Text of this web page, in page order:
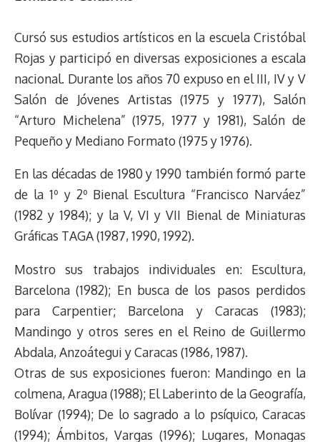
Cursó sus estudios artísticos en la escuela Cristóbal
Rojas y participó en diversas exposiciones a escala
nacional. Durante los años 70 expuso en el III, IV y V
Salón de Jóvenes Artistas (1975 y 1977), Salón
“Arturo Michelena” (1975, 1977 y 1981), Salón de
Pequeño y Mediano Formato (1975 y 1976).
En las décadas de 1980 y 1990 también formó parte
de la 1º y 2º Bienal Escultura “Francisco Narváez”
(1982 y 1984); y la V, VI y VII Bienal de Miniaturas
Gráficas TAGA (1987, 1990, 1992).
Mostro sus trabajos individuales en: Escultura,
Barcelona (1982); En busca de los pasos perdidos
para Carpentier; Barcelona y Caracas (1983);
Mandingo y otros seres en el Reino de Guillermo
Abdala, Anzoátegui y Caracas (1986, 1987).
Otras de sus exposiciones fueron: Mandingo en la
colmena, Aragua (1988); El Laberinto de la Geografía,
Bolívar (1994); De lo sagrado a lo psíquico, Caracas
(1994); Ámbitos, Vargas (1996); Lugares, Monagas